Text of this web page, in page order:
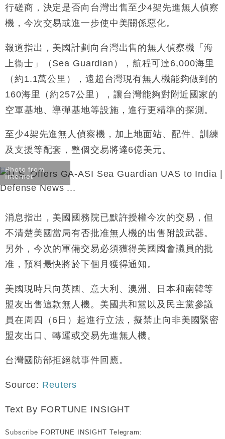
12:30
財經｜香港7月PMI回落至51 企業擴張放慢兼縮減人
手
11:40
財經｜黑石傳再籌逾360億美元 支援Anthropic租用
10:57
財經｜美商務部擬擴大金屬關稅範圍 14類產品或加徵
25%
18:15
本地｜新世界K11 9月升級會員制度 增鉑金卡級別鎖
17:40
最強
16:33
財經｜滙控重啟最多10億美元回購 派息比率目標維持
50%
行磋商，決定是否向台灣出售至少4架先進無人偵察
機，今次交易或進一步使中美關係惡化。
報道指出，美國計劃向台灣出售的無人偵察機「海
上衞士」（ Sea Guardian ），航程可達 6,000海里
（約1.1萬公里），遠超台灣現有無人機能夠做到的
160海里（約257公里），讓台灣能夠對附近國家的
空軍基地、導彈基地等設施，進行更精準的探測。
至少4架先進無人偵察機，加上地面站、配件、訓練
及支援等配套，整個交易將達6億美元。
Photo from
Internet
消息指出，美國國務院已默許授權今次的交易，但
不清楚美國當局有否批准無人機的出售附設武器。
另外，今次的軍備交易必須獲得美國國會議員的批
准，預料最快將於下個月獲得通知。
美國現時只向英國、意大利、澳洲、日本和南韓等
盟友出售這款無人機。美國共和黨以及民主黨參議
員在周四（ 6 日）起進行立法，擬禁止向非美國緊密
盟友出口、轉運或交易先進無人機。
台灣國防部拒絕就事件回應。
Source: Reuters
Text By FORTUNE INSIGHT
Subscribe FORTUNE INSIGHT Telegram: